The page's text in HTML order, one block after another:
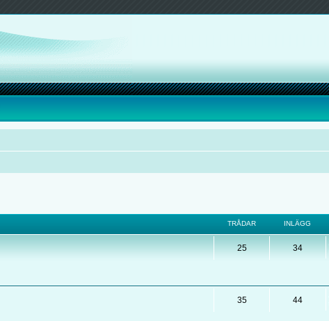
TRÅDAR INLÄGG
25 34
35 44